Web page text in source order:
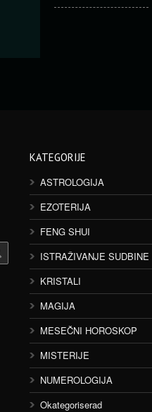
KATEGORIJE
ASTROLOGIJA
EZOTERIJA
FENG SHUI
ISTRAŽIVANJE SUDBINE
KRISTALI
MAGIJA
MESEČNI HOROSKOP
MISTERIJE
NUMEROLOGIJA
Okategoriserad